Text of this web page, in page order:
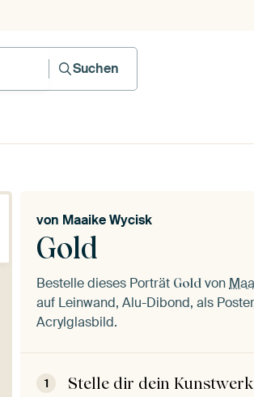
Suchen
Gold
von Maaike Wycisk
Bestelle dieses Porträt Gold von
auf Leinwand, Alu-Dibond, als
Acrylglasbild.
1 Stelle dir dein